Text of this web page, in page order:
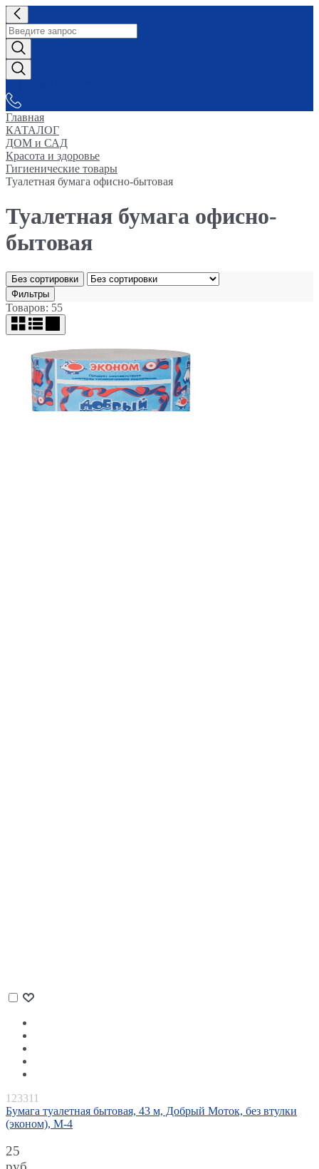
Главная
КАТАЛОГ
ДОМ и САД
Красота и здоровье
Гигиенические товары
Туалетная бумага офисно-бытовая
Туалетная бумага офисно-
бытовая
Без сортировки
Фильтры
Товаров: 55
123311
Бумага туалетная бытовая, 43 м, Добрый Моток, без втулки
(эконом), М-4
25